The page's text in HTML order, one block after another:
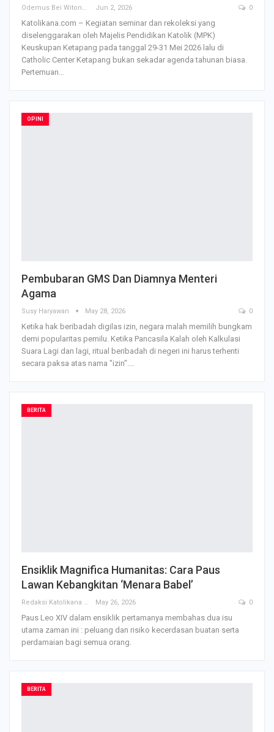
Odemus Bei Witono Jun 2, 2026 0
Katolikana.com – Kegiatan seminar dan rekoleksi yang
diselenggarakan oleh Majelis Pendidikan Katolik (MPK)
Keuskupan Ketapang pada tanggal 29-31 Mei 2026 lalu di
Catholic Center Ketapang bukan sekadar agenda tahunan biasa.
Pertemuan…
OPINI
Pembubaran GMS Dan Diamnya Menteri
Agama
Susy Haryawan May 28, 2026 0
Ketika hak beribadah digilas izin, negara malah memilih bungkam
demi popularitas pemilu. Ketika Pancasila Kalah oleh Kalkulasi
Suara Lagi dan lagi, ritual beribadah di negeri ini harus terhenti
secara paksa atas nama "izin".…
BERITA
Ensiklik Magnifica Humanitas: Cara Paus
Lawan Kebangkitan ‘Menara Babel’
Redaksi Katolikana May 26, 2026 0
Paus Leo XIV dalam ensiklik pertamanya membahas dua isu
utama zaman ini : peluang dan risiko kecerdasan buatan serta
perdamaian bagi semua orang.
BERITA